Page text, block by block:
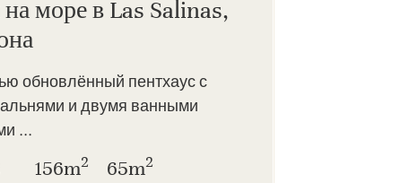
море в Las Salinas,
обновлённый пентхаус с
и двумя ванными
...
156m2 65m2